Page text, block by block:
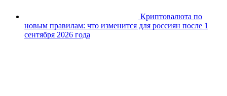
Криптовалюта по
новым правилам: что изменится для россиян после 1
сентября 2026 года